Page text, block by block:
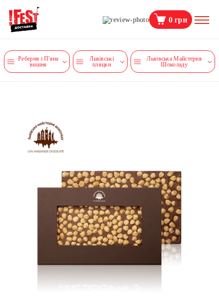
0грн
Реберня і П'яна
вишня
Львівські
пляцки
Львівська Майстерня
Шоколаду